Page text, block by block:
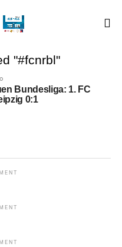
"#fcnrbl"
Bundesliga: 1. FC
0:1